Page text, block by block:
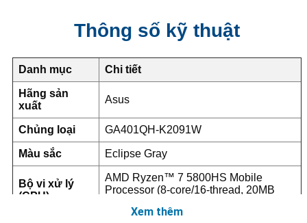
Thông số kỹ thuật
Danh mục Chi tiết
Hãng sản
xuất
Asus
Chủng loại GA401QH-K2091W
Màu sắc Eclipse Gray
Bộ vi xử lý
(CPU)
AMD Ryzen™ 7 5800HS Mobile
Processor (8-core/16-thread, 20MB
Xem thêm